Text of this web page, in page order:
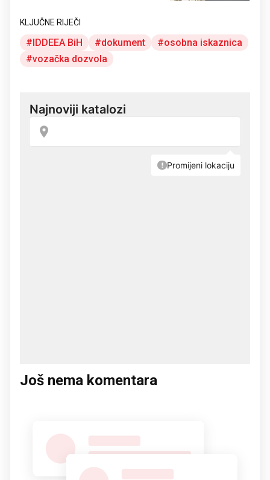
KLJUČNE RIJEČI
IDDEEA BiH dokument
osobna iskaznica
vozačka dozvola
Još nema komentara